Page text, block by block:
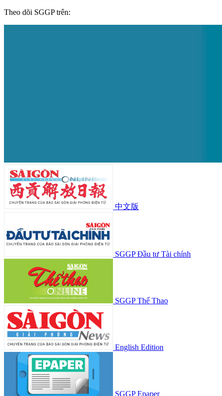
Theo dõi SGGP trên:
中文版
SGGP Đầu tư Tài chính
SGGP Thể Thao
English Edition
SGGP Epaper